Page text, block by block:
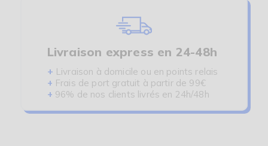
Livraison express en 24-48h
+ Livraison à domicile ou en points relais
+ Frais de port gratuit à partir de 99€
+ 96% de nos clients livrés en 24h/48h